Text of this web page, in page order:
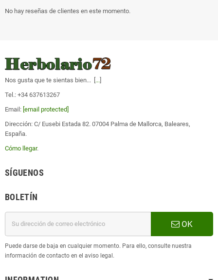
No hay reseñas de clientes en este momento.
Nos gusta que te sientas bien... [ ...
Tel.: +34 637613267
Email: [email protected]
Dirección: C/ Eusebi Estada 82. 07004 Palma de Mallorca, Baleares,
España.
Cómo llegar.
SÍGUENOS
BOLETÍN
OK
Puede darse de baja en cualquier momento. Para ello, consulte nuestra
información de contacto en el aviso legal.